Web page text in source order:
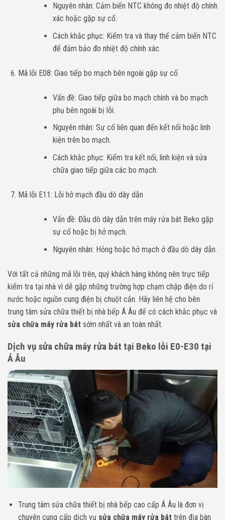
Nguyên nhân: Cảm biến NTC không đo nhiệt độ chính
xác hoặc gặp sự cố.
Cách khắc phục: Kiểm tra và thay thế cảm biến NTC
để đảm bảo đo nhiệt độ chính xác.
Mã lỗi E08: Giao tiếp bo mạch bên ngoài gặp sự cố
Vấn đề: Giao tiếp giữa bo mạch chính và bo mạch
phụ bên ngoài bị lỗi.
Nguyên nhân: Sự cố liên quan đến kết nối hoặc linh
kiện trên bo mạch.
Cách khắc phục: Kiểm tra kết nối, linh kiện và sửa
chữa giao tiếp giữa các bo mạch.
Mã lỗi E11: Lỗi hở mạch đầu dò dây dẫn
Vấn đề: Đầu dò dây dẫn trên máy rửa bát Beko gặp
sự cố hoặc bị hở mạch.
Nguyên nhân: Hỏng hoặc hở mạch ở đầu dò dây dẫn.
Với tất cả những mã lỗi trên, quý khách hàng không nên trực tiếp
kiểm tra tại nhà vì dễ gặp những trường hợp chạm chập điện do rỉ
nước hoặc nguồn cung điện bị chuột cắn. Hãy liên hệ cho bên
trung tâm sửa chữa thiết bị nhà bếp Á Âu để có cách khắc phục và
sửa chữa máy rửa bát sớm nhất và an toàn nhất.
Dịch vụ sửa chữa máy rửa bát tại Beko lỗi E0-E30 tại
Á Âu
Trung tâm sửa chữa thiết bị nhà bếp cao cấp Á Âu là đơn vị
chuyên cung cấp dịch vụ sửa chữa máy rửa báttrên địa bàn